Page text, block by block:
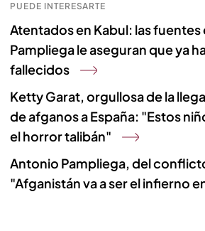
PUEDE INTERESARTE
Atentados en Kabul: las
Pampliega le aseguran que ya
fallecidos
Ketty Garat, orgullosa de la
de afganos a España: "Estos
el horror talibán"
Antonio Pampliega, del
"Afganistán va a ser el infierno